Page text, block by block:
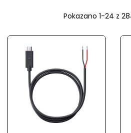
Pokazano 1-24 z